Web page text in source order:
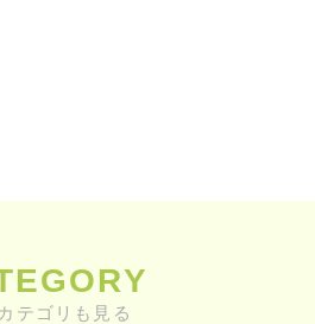
テゴリも見る